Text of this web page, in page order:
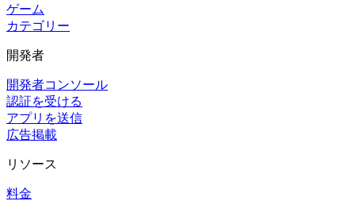
ゲーム
カテゴリー
開発者
開発者コンソール
認証を受ける
アプリを送信
広告掲載
リソース
料金